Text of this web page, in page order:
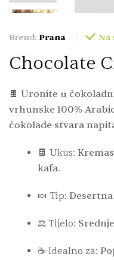
Brend: Prana Na
Chocolate
🍫 Uronite u
vrhunske 100%
čokolade stvara
popodnevni desert.
🍫 Ukus:
kafa.
🍬 Tip:
⚖️ Tijelo:
☕ Idealno za: